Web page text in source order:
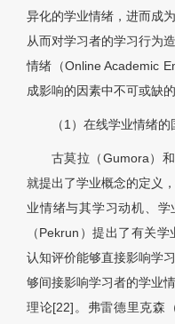
异化的学业情绪，进而成
从而对学习者的学习行为
情绪（Online Academic
成影响的因素中不可或缺
（1）在线学业情绪
古莫拉（Gumora）
就提出了学业概念的定义
业情绪与其学习动机、
（Pekrun）提出了有关
认知评价能够直接影响学
够间接影响学习者的学业
理论[22]。弗雷德里克森